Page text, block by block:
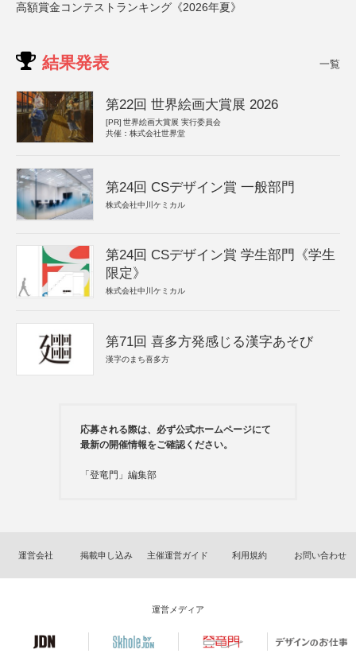
高額賞金コンテストランキング《2026年夏》
結果発表 一覧
第22回 世界絵画大賞展 2026
[PR] 世界絵画大賞展 実行委員会
共催：株式会社世界堂
第24回 CSデザイン賞 一般部門
株式会社中川ケミカル
第24回 CSデザイン賞 学生部門《学生
限定》
株式会社中川ケミカル
第71回 喜多方発感じる漢字あそび
漢字のまち喜多方
応募される際は、必ず公式ホームページにて
最新の開催情報をご確認ください。
「登竜門」編集部
運営会社 掲載申し込み 主催運営ガイド 利用規約 お問い合わせ
運営メディア